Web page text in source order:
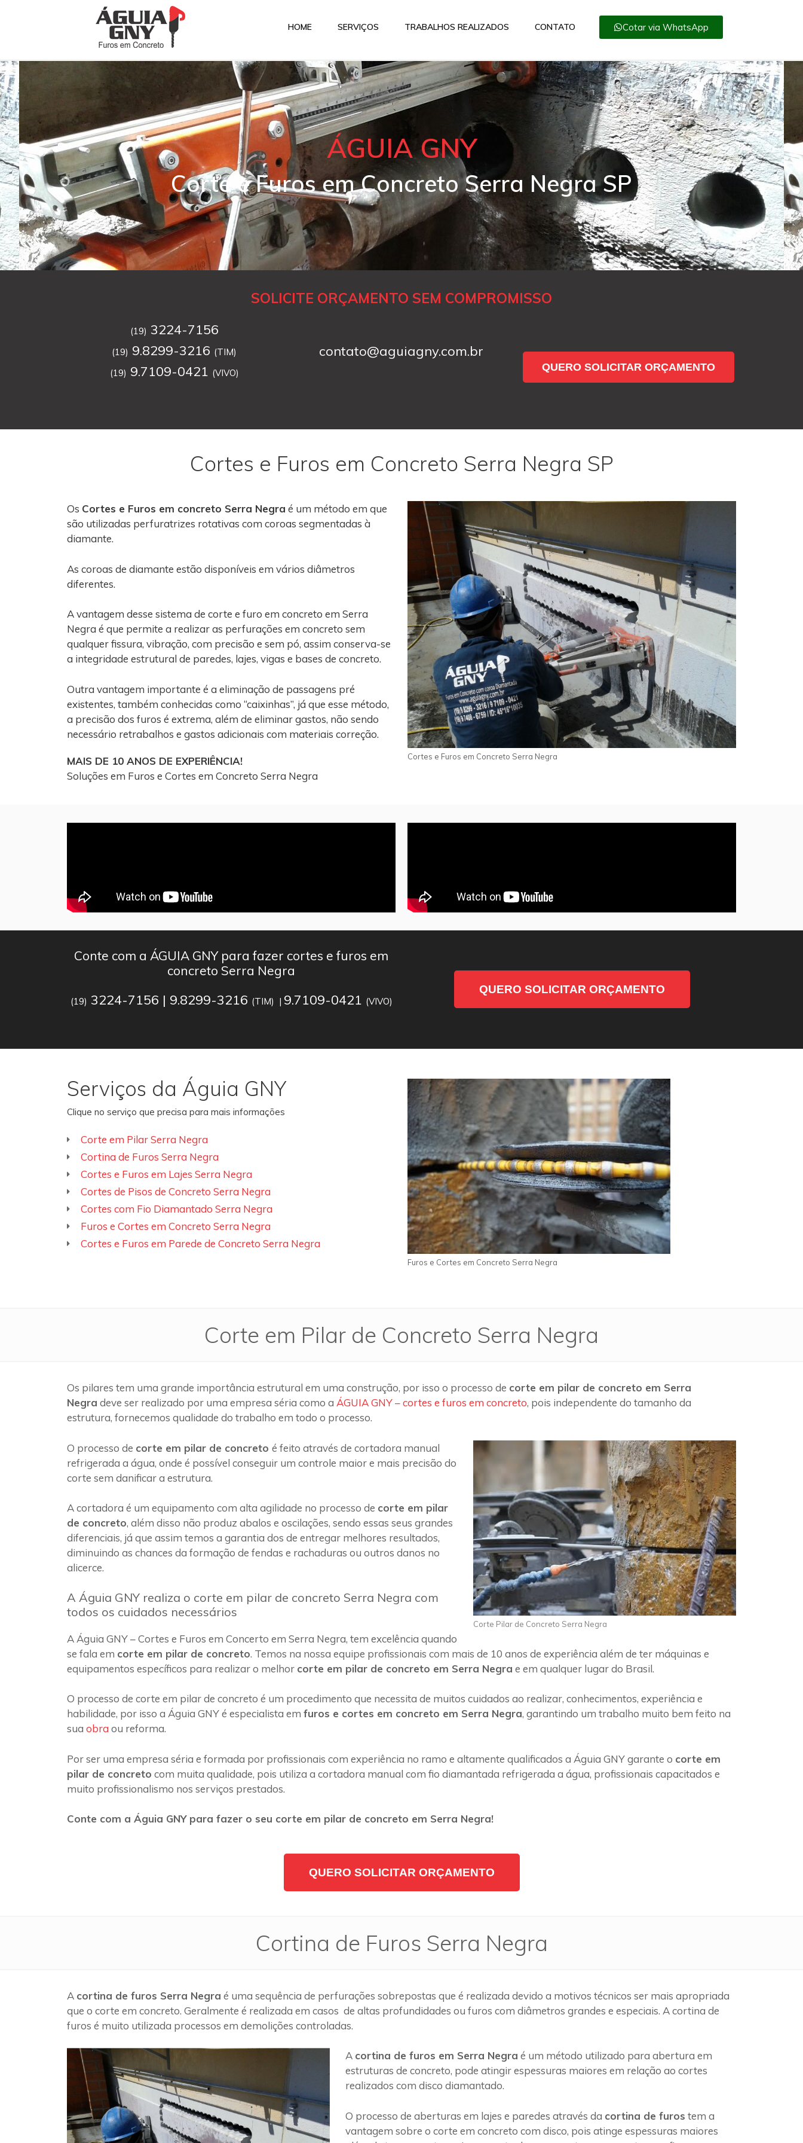
HOME SERVIÇOS TRABALHOS REALIZADOS CONTATO Cotar via WhatsApp
ÁGUIA GNY
Corte e Furos em Concreto Serra Negra SP
SOLICITE ORÇAMENTO SEM COMPROMISSO
(19) 3224-7156
(19) 9.8299-3216 (TIM)
(19) 9.7109-0421 (VIVO)
contato@aguiagny.com.br
QUERO SOLICITAR ORÇAMENTO
Cortes e Furos em Concreto Serra Negra SP
Os Cortes e Furos em concreto Serra Negra é um método em que
são utilizadas perfuratrizes rotativas com coroas segmentadas à
diamante.
As coroas de diamante estão disponíveis em vários diâmetros
diferentes.
A vantagem desse sistema de corte e furo em concreto em Serra
Negra é que permite a realizar as perfurações em concreto sem
qualquer fissura, vibração, com precisão e sem pó, assim conserva-se
a integridade estrutural de paredes, lajes, vigas e bases de concreto.
Outra vantagem importante é a eliminação de passagens pré
existentes, também conhecidas como “caixinhas”, já que esse método,
a precisão dos furos é extrema, além de eliminar gastos, não sendo
necessário retrabalhos e gastos adicionais com materiais correção.
MAIS DE 10 ANOS DE EXPERIÊNCIA!
Soluções em Furos e Cortes em Concreto Serra Negra
Cortes e Furos em Concreto Serra Negra
Conte com a ÁGUIA GNY para fazer cortes e furos em
concreto Serra Negra
(19) 3224-7156 | 9.8299-3216 (TIM) | 9.7109-0421 (VIVO)
QUERO SOLICITAR ORÇAMENTO
Serviços da Águia GNY
Clique no serviço que precisa para mais informações
Corte em Pilar Serra Negra
Cortina de Furos Serra Negra
Cortes e Furos em Lajes Serra Negra
Cortes de Pisos de Concreto Serra Negra
Cortes com Fio Diamantado Serra Negra
Furos e Cortes em Concreto Serra Negra
Cortes e Furos em Parede de Concreto Serra Negra
Furos e Cortes em Concreto Serra Negra
Corte em Pilar de Concreto Serra Negra
Os pilares tem uma grande importância estrutural em uma construção, por isso o processo de corte em pilar de concreto em Serra
Negra deve ser realizado por uma empresa séria como a ÁGUIA GNY – cortes e furos em concreto, pois independente do tamanho da
estrutura, fornecemos qualidade do trabalho em todo o processo.
Corte Pilar de Concreto Serra Negra
O processo de corte em pilar de concreto é feito através de cortadora manual
refrigerada a água, onde é possível conseguir um controle maior e mais precisão do
corte sem danificar a estrutura.
A cortadora é um equipamento com alta agilidade no processo de corte em pilar
de concreto, além disso não produz abalos e oscilações, sendo essas seus grandes
diferenciais, já que assim temos a garantia dos de entregar melhores resultados,
diminuindo as chances da formação de fendas e rachaduras ou outros danos no
alicerce.
A Águia GNY realiza o corte em pilar de concreto Serra Negra com
todos os cuidados necessários
A Águia GNY – Cortes e Furos em Concerto em Serra Negra, tem excelência quando
se fala em corte em pilar de concreto. Temos na nossa equipe profissionais com mais de 10 anos de experiência além de ter máquinas e
equipamentos específicos para realizar o melhor corte em pilar de concreto em Serra Negra e em qualquer lugar do Brasil.
O processo de corte em pilar de concreto é um procedimento que necessita de muitos cuidados ao realizar, conhecimentos, experiência e
habilidade, por isso a Águia GNY é especialista em furos e cortes em concreto em Serra Negra, garantindo um trabalho muito bem feito na
sua obra ou reforma.
Por ser uma empresa séria e formada por profissionais com experiência no ramo e altamente qualificados a Águia GNY garante o corte em
pilar de concreto com muita qualidade, pois utiliza a cortadora manual com fio diamantada refrigerada a água, profissionais capacitados e
muito profissionalismo nos serviços prestados.
Conte com a Águia GNY para fazer o seu corte em pilar de concreto em Serra Negra!
QUERO SOLICITAR ORÇAMENTO
Cortina de Furos Serra Negra
A cortina de furos Serra Negra é uma sequência de perfurações sobrepostas que é realizada devido a motivos técnicos ser mais apropriada
que o corte em concreto. Geralmente é realizada em casos de altas profundidades ou furos com diâmetros grandes e especiais. A cortina de
furos é muito utilizada processos em demolições controladas.
A cortina de furos em Serra Negra é um método utilizado para abertura em
estruturas de concreto, pode atingir espessuras maiores em relação ao cortes
realizados com disco diamantado.
O processo de aberturas em lajes e paredes através da cortina de furos tem a
vantagem sobre o corte em concreto com disco, pois atinge espessuras maiores